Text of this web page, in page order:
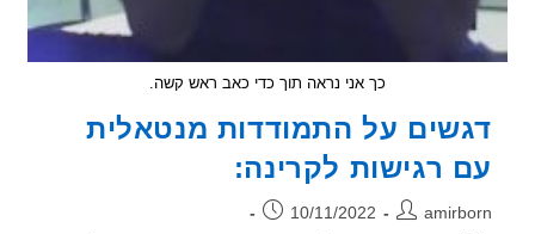
כך אני נראה תוך כדי כאב ראש קשה.
על התמודדות מנטאלית
רגישות לקרינה:
פורסם:
10/11/2022